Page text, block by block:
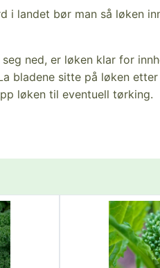
i landet bør man så løken
ned, er løken klar for
bladene sitte på løken
løken til eventuell tørking.